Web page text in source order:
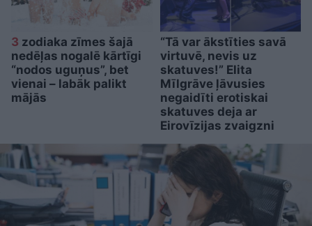
3 zodiaka zīmes šajā
nedēļas nogalē kārtīgi
“nodos uguņus”, bet
vienai – labāk palikt
mājās
“Tā var ākstīties savā
virtuvē, nevis uz
skatuves!” Elita
Mīlgrāve ļāvusies
negaidīti erotiskai
skatuves deja ar
Eirovīzijas zvaigzni